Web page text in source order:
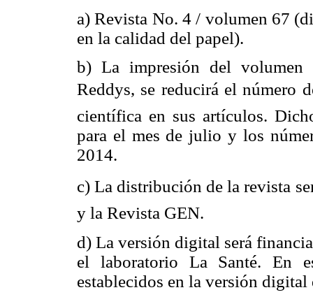
a) Revista No. 4 / volumen 67
en la calidad del papel).
b) La impresión del volumen
Reddys, se reducirá el número
científica en sus artículos.
para el mes de julio y los
2014.
c) La distribución de la revista
y la Revista GEN.
d) La versión digital será
el laboratorio La Santé. En
establecidos en la versión digital